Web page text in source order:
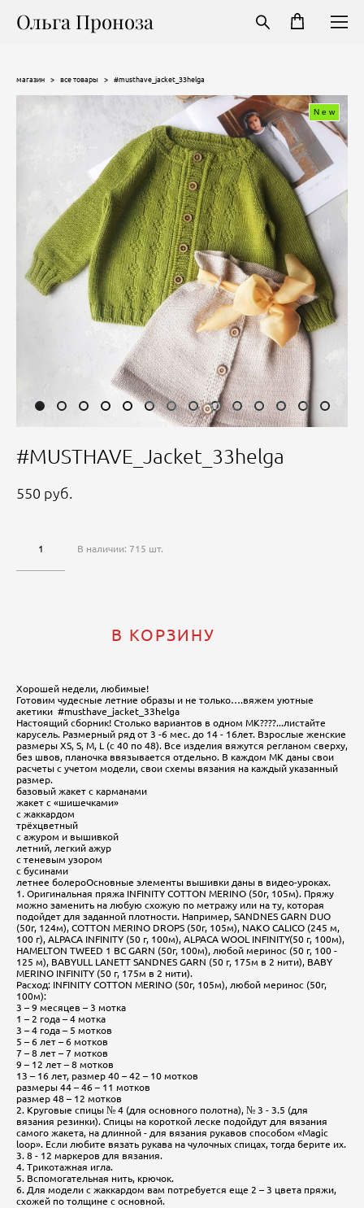
Ольга Проноза
магазин > все товары > #musthave_jacket_33helga
New
#MUSTHAVE_Jacket_33helga
550 pуб.
В наличии: 715 шт.
В КОРЗИНУ
Хорошей недели, любимые!
Готовим чудесные летние образы и не только….вяжем уютные
акетики #musthave_jacket_33helga
Настоящий сборник! Столько вариантов в одном МК????...листайте
карусель. Размерный ряд от 3 -6 мес. до 14 - 16лет. Взрослые женские
размеры XS, S, M, L (с 40 по 48). Все изделия вяжутся регланом сверху,
без швов, планочка ввязывается отдельно. В каждом МК даны свои
расчеты с учетом модели, свои схемы вязания на каждый указанный
размер.
базовый жакет с карманами
жакет с «шишечками»
с жаккардом
трёхцветный
с ажуром и вышивкой
летний, легкий ажур
с теневым узором
с бусинами
летнее болероОсновные элементы вышивки даны в видео-уроках.
1. Оригинальная пряжа INFINITY COTTON MERINO (50г, 105м). Пряжу
можно заменить на любую схожую по метражу или на ту, которая
подойдет для заданной плотности. Например, SANDNES GARN DUO
(50г, 124м), COTTON MERINO DROPS (50г, 105м), NAKO CALICO (245 м,
100 г), ALPACA INFINITY (50 г, 100м), ALPACA WOOL INFINITY(50 г, 100м),
HAMELTON TWEED 1 BC GARN (50г, 100м), любой меринос (50 г, 100 -
125 м), BABYULL LANETT SANDNES GARN (50 г, 175м в 2 нити), BABY
MERINO INFINITY (50 г, 175м в 2 нити).
Расход: INFINITY COTTON MERINO (50г, 105м), любой меринос (50г,
100м):
3 – 9 месяцев – 3 мотка
1 – 2 года – 4 мотка
3 – 4 года – 5 мотков
5 – 6 лет – 6 мотков
7 – 8 лет – 7 мотков
9 – 12 лет – 8 мотков
13 – 16 лет, размер 40 – 42 – 10 мотков
размеры 44 – 46 – 11 мотков
размер 48 – 12 мотков
2. Круговые спицы № 4 (для основного полотна), № 3 - 3.5 (для
вязания резинки). Спицы на короткой леске подойдут для вязания
самого жакета, на длинной - для вязания рукавов способом «Magic
loop». Если любите вязать рукава на чулочных спицах, тогда берите их.
3. 8 - 12 маркеров для вязания.
4. Трикотажная игла.
5. Вспомогательная нить, крючок.
6. Для модели с жаккардом вам потребуется еще 2 – 3 цвета пряжи,
схожей по толщине с основной.